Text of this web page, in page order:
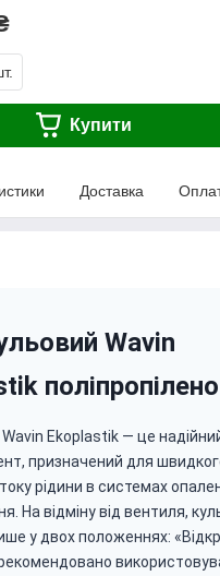
Купити
Доставка
Wavin
Ekoplastik — це
призначений для
рідини в системах
На відміну від вентиля,
у двох положеннях: